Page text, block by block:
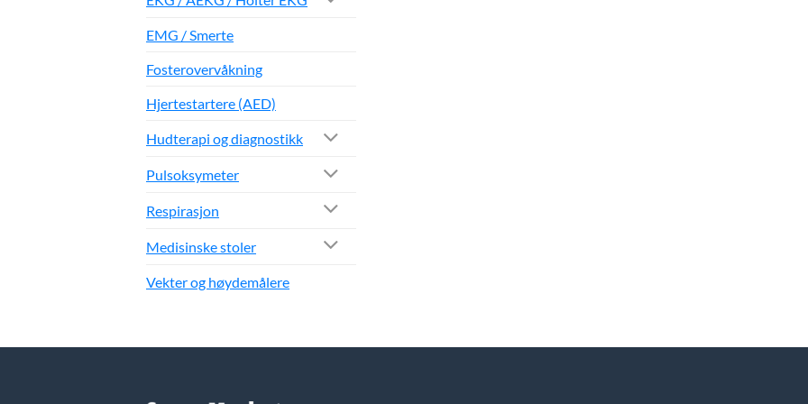
EMG / Smerte
Fosterovervåkning
Hjertestartere (AED)
Hudterapi og diagnostikk
Pulsoksymeter
Respirasjon
Medisinske stoler
Vekter og høydemålere